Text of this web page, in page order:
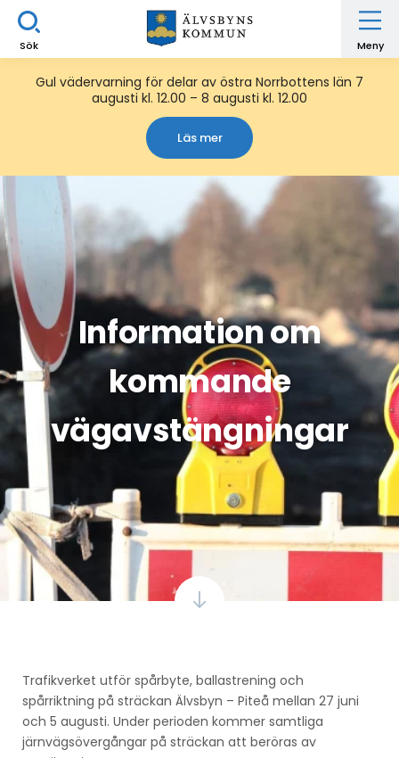
Sök Meny
Gul vädervarning för delar av östra Norrbottens län 7
augusti kl. 12.00 – 8 augusti kl. 12.00
Läs mer
Information om
kommande
vägavstängningar
Trafikverket utför spårbyte, ballastrening och
spårriktning på sträckan Älvsbyn – Piteå mellan 27 juni
och 5 augusti. Under perioden kommer samtliga
järnvägsövergångar på sträckan att beröras av